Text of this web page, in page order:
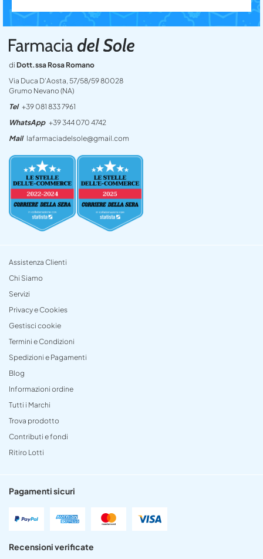
di Dott.ssa Rosa Romano
Via Duca D’Aosta, 57/58/59 80028
Grumo Nevano (NA)
Tel +39 081 833 7961
WhatsApp +39 344 070 4742
Mail lafarmaciadelsole@gmail.com
Assistenza Clienti
Chi Siamo
Servizi
Privacy e Cookies
Gestisci cookie
Termini e Condizioni
Spedizioni e Pagamenti
Blog
Informazioni ordine
Tutti i Marchi
Trova prodotto
Contributi e fondi
Ritiro Lotti
Pagamenti sicuri
Recensioni verificate